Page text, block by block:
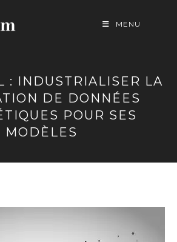
MENU
: INDUSTRIALISER LA
DE DONNÉES
POUR SES
MODÈLES